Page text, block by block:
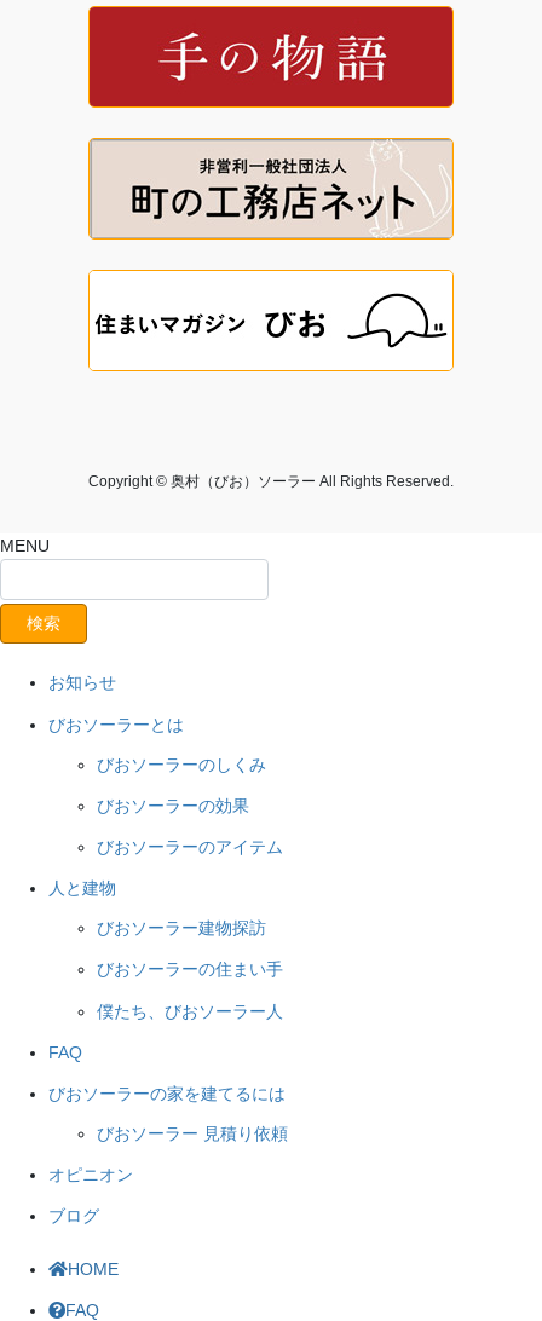
Copyright © 奥村（びお）ソーラー All Rights Reserved.
MENU
お知らせ
びおソーラーとは
びおソーラーのしくみ
びおソーラーの効果
びおソーラーのアイテム
人と建物
びおソーラー建物探訪
びおソーラーの住まい手
僕たち、びおソーラー人
FAQ
びおソーラーの家を建てるには
びおソーラー 見積り依頼
オピニオン
ブログ
HOME
FAQ